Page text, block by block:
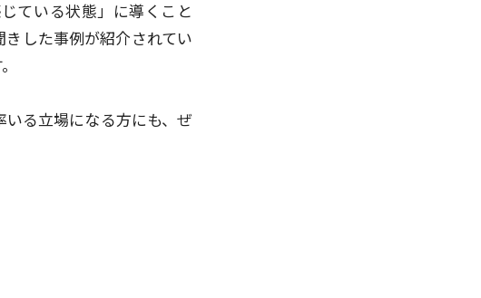
ている状態」に導くこと
した事例が紹介されてい
る立場になる方にも、ぜ